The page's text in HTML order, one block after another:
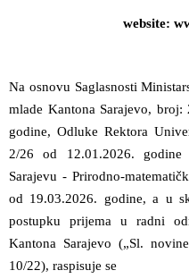
website:
Na osnovu Saglasnosti
mlade Kantona Sarajevo, broj:
godine, Odluke Rektora
2/26 od 12.01.2026. godine
Sarajevu - Prirodno-
od 19.03.2026. godine, a u
postupku prijema u radni
Kantona Sarajevo („Sl.
10/22), raspisuje se